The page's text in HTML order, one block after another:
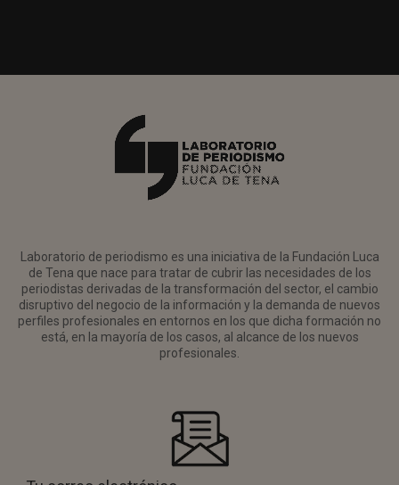
Laboratorio de periodismo es una iniciativa de la Fundación Luca
de Tena que nace para tratar de cubrir las necesidades de los
periodistas derivadas de la transformación del sector, el cambio
disruptivo del negocio de la información y la demanda de nuevos
perfiles profesionales en entornos en los que dicha formación no
está, en la mayoría de los casos, al alcance de los nuevos
profesionales.